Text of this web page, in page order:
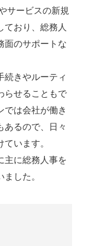
サービスの新規
ており、総務人
面のサポートな
続きやルーティ
らせることもで
では会社が働き
あるので、日々
います。
主に総務人事を
した。